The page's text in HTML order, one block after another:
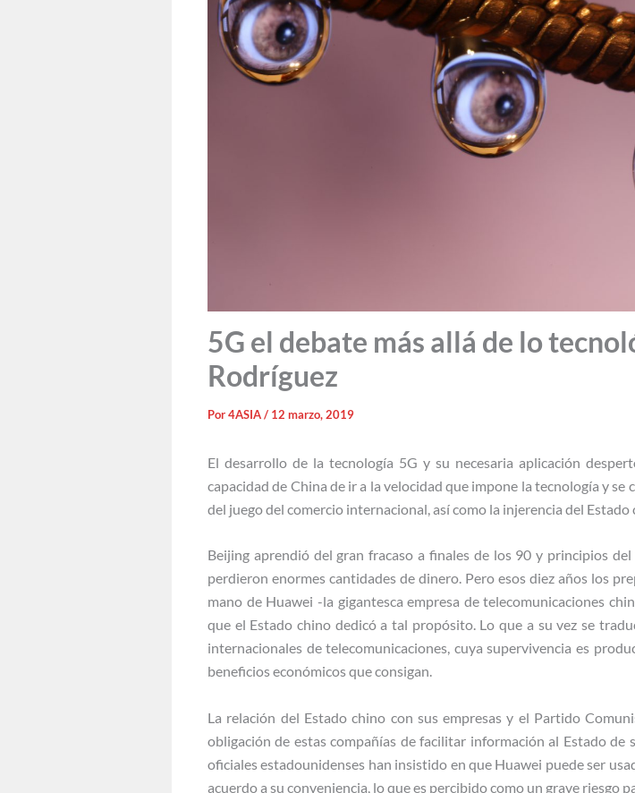
5G el debate más allá de lo
Rodríguez
Por4ASIA/ 12 marzo, 2019
El desarrollo de la tecnología 5G y su necesaria aplicación
capacidad de China de ir a la velocidad que impone la tecnología y
del juego del comercio internacional, así como la injerencia del Estado
Beijing aprendió del gran fracaso a finales de los 90 y principios
perdieron enormes cantidades de dinero. Pero esos diez años los
mano de Huawei -la gigantesca empresa de telecomunicaciones
que el Estado chino dedicó a tal propósito. Lo que a su vez se
internacionales de telecomunicaciones, cuya supervivencia es
beneficios económicos que consigan.
La relación del Estado chino con sus empresas y el Partido
obligación de estas compañías de facilitar información al Estado
oficiales estadounidenses han insistido en que Huawei puede ser
acuerdo a su conveniencia, lo que es percibido como un grave riesgo